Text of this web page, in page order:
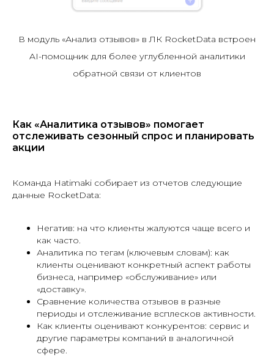
В модуль «Анализ отзывов» в ЛК RocketData встроен
AI-помощник для более углубленной аналитики
обратной связи от клиентов
Как «Аналитика отзывов» помогает
отслеживать сезонный спрос и планировать
акции
Команда Hatimaki собирает из отчетов следующие
данные RocketData:
Негатив: на что клиенты жалуются чаще всего и
как часто.
Аналитика по тегам (ключевым словам): как
клиенты оценивают конкретный аспект работы
бизнеса, например «обслуживание» или
«доставку».
Сравнение количества отзывов в разные
периоды и отслеживание всплесков активности.
Как клиенты оценивают конкурентов: сервис и
другие параметры компаний в аналогичной
сфере.